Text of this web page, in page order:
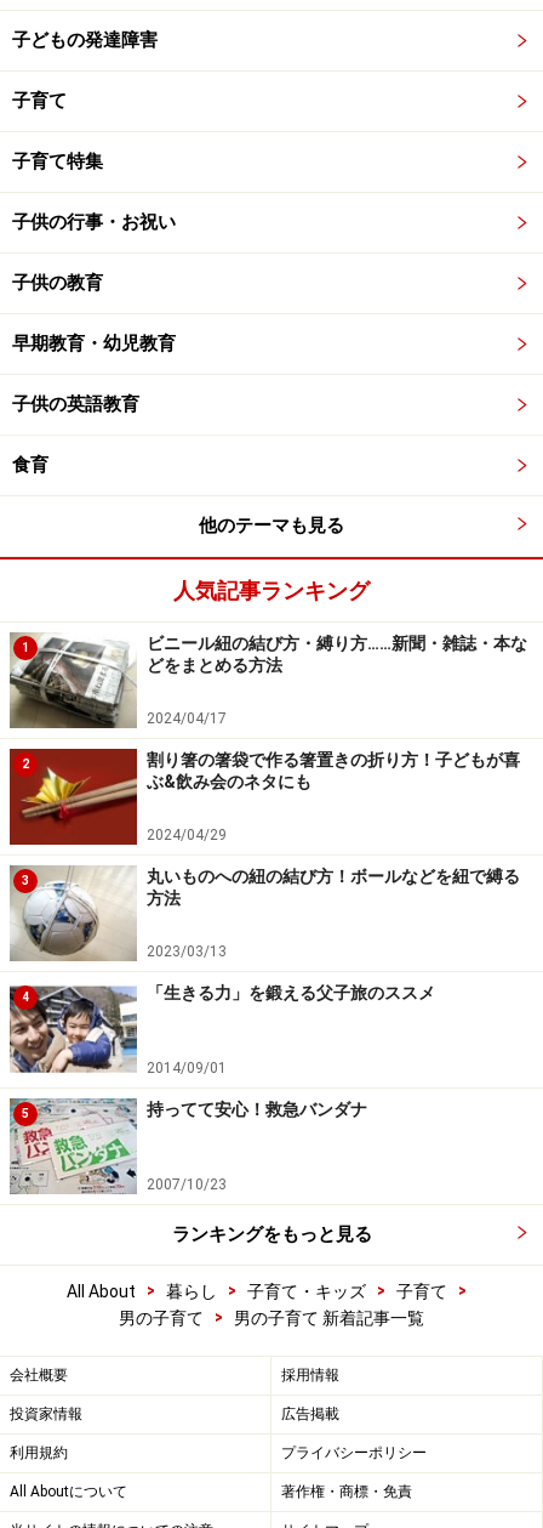
子どもの発達障害
子育て
子育て特集
子供の行事・お祝い
子供の教育
早期教育・幼児教育
子供の英語教育
食育
他のテーマも見る
人気記事ランキング
1
ビニール紐の結び方・縛り方……新聞・雑誌・本な
どをまとめる方法
2024/04/17
2
割り箸の箸袋で作る箸置きの折り方！子どもが喜
ぶ&飲み会のネタにも
2024/04/29
3
丸いものへの紐の結び方！ボールなどを紐で縛る
方法
2023/03/13
4 「生きる力」を鍛える父子旅のススメ
2014/09/01
5 持ってて安心！救急バンダナ
2007/10/23
ランキングをもっと見る
All About > 暮らし > 子育て・キッズ > 子育て
>
男の子育て
> 男の子育て 新着記事一覧
会社概要 採用情報
投資家情報 広告掲載
利用規約 プライバシーポリシー
All Aboutについて 著作権・商標・免責